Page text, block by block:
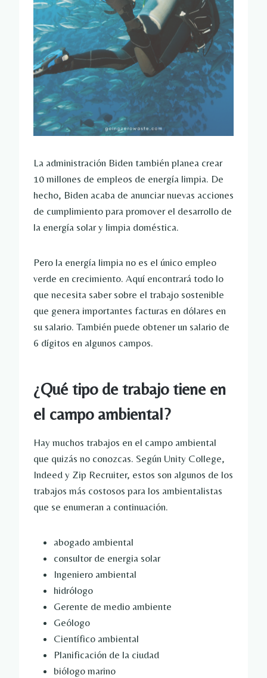
La administración Biden también planea crear
10 millones de empleos de energía limpia. De
hecho, Biden acaba de anunciar nuevas acciones
de cumplimiento para promover el desarrollo de
la energía solar y limpia doméstica.
Pero la energía limpia no es el único empleo
verde en crecimiento. Aquí encontrará todo lo
que necesita saber sobre el trabajo sostenible
que genera importantes facturas en dólares en
su salario. También puede obtener un salario de
6 dígitos en algunos campos.
¿Qué tipo de trabajo tiene en
el campo ambiental?
Hay muchos trabajos en el campo ambiental
que quizás no conozcas. Según Unity College,
Indeed y Zip Recruiter, estos son algunos de los
trabajos más costosos para los ambientalistas
que se enumeran a continuación.
abogado ambiental
consultor de energia solar
Ingeniero ambiental
hidrólogo
Gerente de medio ambiente
Geólogo
Científico ambiental
Planificación de la ciudad
biólogo marino